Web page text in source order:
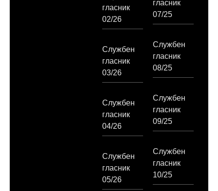
гласник
02/26
Службен
гласник
03/26
Службен
гласник
04/26
Службен
гласник
05/26
гласник
07/25
Службен
гласник
08/25
Службен
гласник
09/25
Службен
гласник
10/25